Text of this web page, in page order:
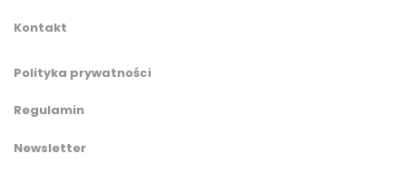
Kontakt
Polityka prywatności
Regulamin
Newsletter